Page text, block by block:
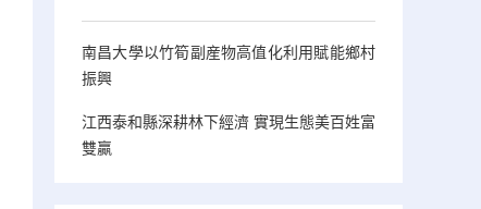
南昌大學以竹筍副産物高值化利用賦能鄉村
振興
江西泰和縣深耕林下經濟 實現生態美百姓富
雙贏